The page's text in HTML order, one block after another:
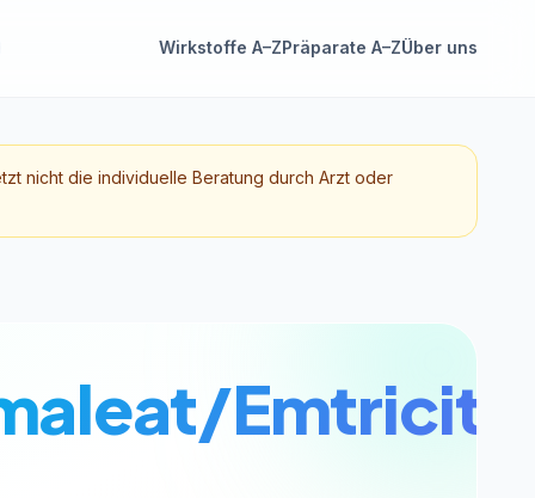
Wirkstoffe A–ZPräparate A–ZÜber uns
nicht die individuelle Beratung durch Arzt oder